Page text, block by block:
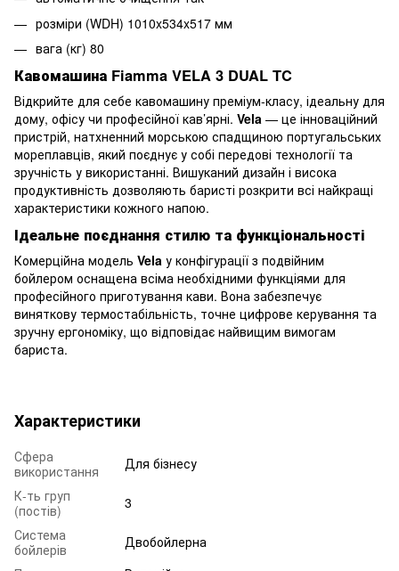
розміри (WDH) 1010x534x517 мм
вага (кг) 80
Кавомашина Fiamma VELA 3 DUAL TC
Відкрийте для себе кавомашину преміум-класу, ідеальну для
дому, офісу чи професійної кав’ярні. Vela — це інноваційний
пристрій, натхненний морською спадщиною португальських
мореплавців, який поєднує у собі передові технології та
зручність у використанні. Вишуканий дизайн і висока
продуктивність дозволяють баристі розкрити всі найкращі
характеристики кожного напою.
Ідеальне поєднання стилю та функціональності
Комерційна модель Vela у конфігурації з подвійним
бойлером оснащена всіма необхідними функціями для
професійного приготування кави. Вона забезпечує
виняткову термостабільність, точне цифрове керування та
зручну ергономіку, що відповідає найвищим вимогам
бариста.
Характеристики
Сфера
використання
Для бізнесу
К-ть груп
(постів)
3
Система
бойлерів
Двобойлерна